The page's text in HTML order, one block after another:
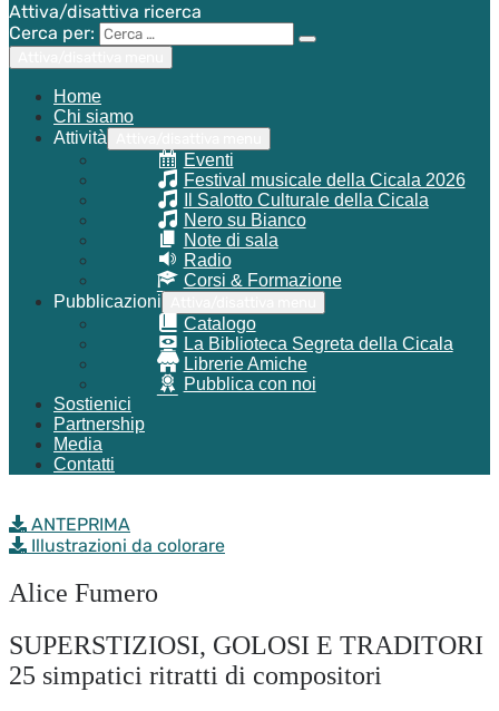
Attiva/disattiva ricerca
Cerca per:
Home
Chi siamo
Attività
Eventi
Festival musicale della Cicala 2026
Il Salotto Culturale della Cicala
Nero su Bianco
Note di sala
Radio
Corsi & Formazione
Pubblicazioni
Catalogo
La Biblioteca Segreta della Cicala
Librerie Amiche
Pubblica con noi
Sostienici
Partnership
Media
Contatti
ANTEPRIMA
Illustrazioni da colorare
Alice Fumero
SUPERSTIZIOSI, GOLOSI E TRADITORI
25 simpatici ritratti di compositori